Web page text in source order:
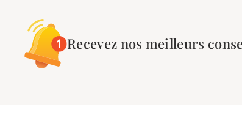
Recevez nos meilleurs